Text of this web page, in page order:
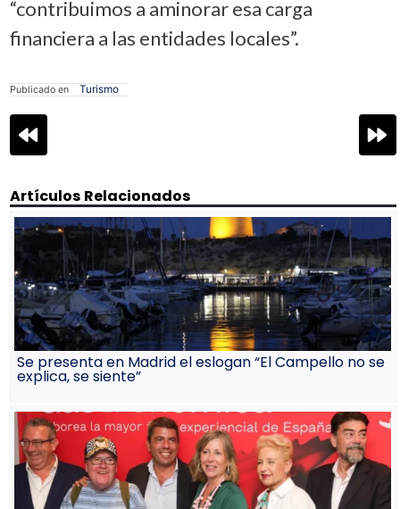
“contribuimos a aminorar esa carga
financiera a las entidades locales”.
Publicado en Turismo
Navegación
de
Artículos Relacionados
Se presenta en Madrid el eslogan “El Campello no se
explica, se siente”